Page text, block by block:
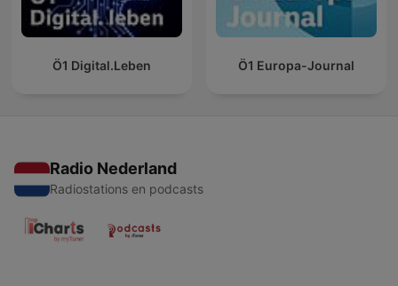
Ö1 Digital.Leben Ö1 Europa-Journal
Radio Nederland
Radiostations en podcasts